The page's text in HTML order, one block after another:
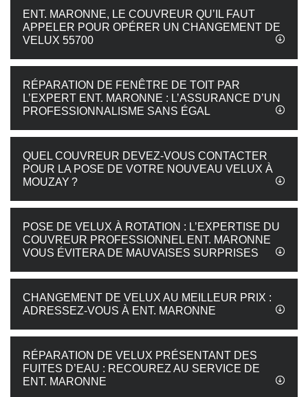
ENT. MARONNE, LE COUVREUR QU’IL FAUT
APPELER POUR OPÉRER UN CHANGEMENT DE
VELUX 55700
RÉPARATION DE FENÊTRE DE TOIT PAR
L’EXPERT ENT. MARONNE : L’ASSURANCE D’UN
PROFESSIONNALISME SANS ÉGAL
QUEL COUVREUR DEVEZ-VOUS CONTACTER
POUR LA POSE DE VOTRE NOUVEAU VELUX À
MOUZAY ?
POSE DE VELUX À ROTATION : L’EXPERTISE DU
COUVREUR PROFESSIONNEL ENT. MARONNE
VOUS ÉVITERA DE MAUVAISES SURPRISES
CHANGEMENT DE VELUX AU MEILLEUR PRIX :
ADRESSEZ-VOUS À ENT. MARONNE
RÉPARATION DE VELUX PRÉSENTANT DES
FUITES D’EAU : RECOUREZ AU SERVICE DE
ENT. MARONNE